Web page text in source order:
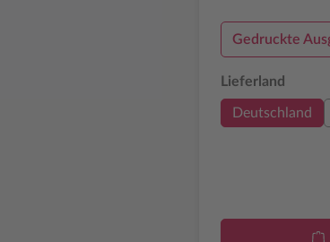
Gedruckte
Lieferland
Deutschland